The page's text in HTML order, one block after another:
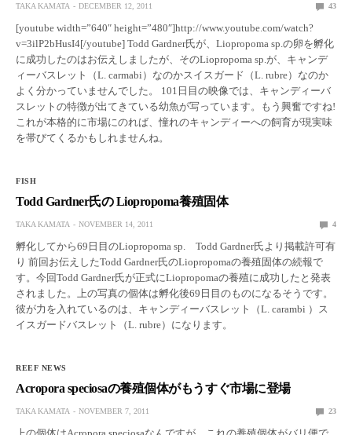
TAKA KAMATA DECEMBER 12, 2011 43
[youtube width=”640″ height=”480″]http://www.youtube.com/watch?
v=3ilP2bHusI4[/youtube] Todd Gardner氏が、Liopropoma sp.の卵を孵化
に成功したのはお伝えしましたが、そのLiopropoma sp.が、キャンデ
ィーバスレット（L. carmabi）なのかスイスガード（L. rubre）なのか
よく分かっていませんでした。 101日目の映像では、キャンディーバ
スレットの特徴が出てきている幼魚が写っています。もう興奮ですね!
これが本格的に市場にのれば、憧れのキャンディーへの飼育が現実味
を帯びてくるかもしれませんね。
FISH
Todd Gardner氏の Liopropoma養殖固体
TAKA KAMATA NOVEMBER 14, 2011 4
孵化してから69日目のLiopropoma sp. Todd Gardner氏より掲載許可有
り 前回お伝えしたTodd Gardner氏のLiopropomaの養殖固体の続報で
す。今回Todd Gardner氏が正式にLiopropomaの養殖に成功したと発表
されました。上の写真の個体は孵化後69日目のものになるそうです。
彼が力を入れているのは、キャンディーバスレット（L. carambi ）ス
イスガードバスレット（L. rubre）になります。
REEF NEWS
Acropora speciosaの養殖個体がもうすぐ市場に登場
TAKA KAMATA NOVEMBER 7, 2011 23